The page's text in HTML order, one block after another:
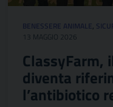
BENESSERE ANIMALE,
13 MAGGIO 2026
ClassyFarm,
diventa
l’antibiotico